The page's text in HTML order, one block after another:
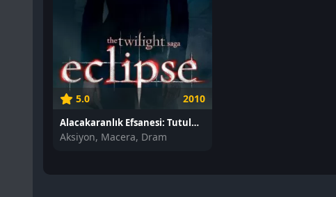
5.0 2010
Alacakaranlık Efsanesi: Tutulma izle
Aksiyon, Macera, Dram